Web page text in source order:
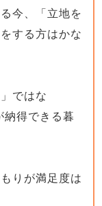
今、「立地を
する方はかな
ではな
納得できる暮
りが満足度は